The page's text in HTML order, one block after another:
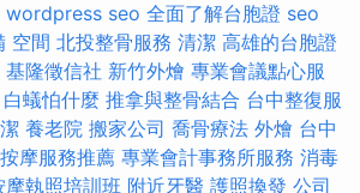
wordpress seo 全面了解台胞證 seo
空間 北投整骨服務 清潔 高雄的台胞證
基隆徵信社 新竹外燴 專業會議點心服
白蟻怕什麼 推拿與整骨結合 台中整復服
養老院 搬家公司 喬骨療法 外燴 台中
摩服務推薦 專業會計事務所服務 消毒
摩執照培訓班 附近牙醫 護照換發 公司